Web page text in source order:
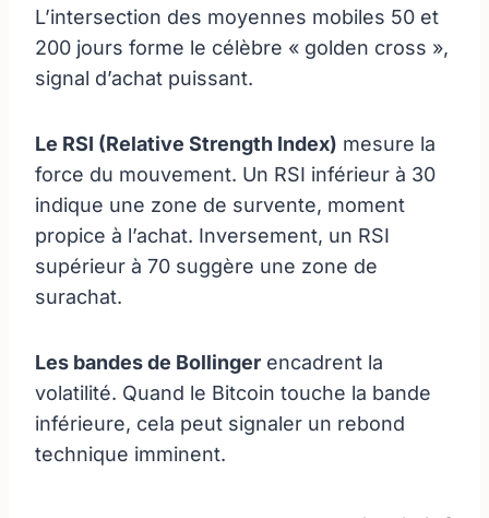
L’intersection des moyennes mobiles 50 et
200 jours forme le célèbre « golden cross »,
signal d’achat puissant.
Le RSI (Relative Strength Index) mesure la
force du mouvement. Un RSI inférieur à 30
indique une zone de survente, moment
propice à l’achat. Inversement, un RSI
supérieur à 70 suggère une zone de
surachat.
Les bandes de Bollinger encadrent la
volatilité. Quand le Bitcoin touche la bande
inférieure, cela peut signaler un rebond
technique imminent.